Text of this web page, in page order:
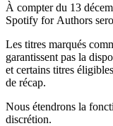
À compter du 13
Spotify for Authors
Les titres marqués
garantissent pas la
et certains titres
de récap.
Nous étendrons la
discrétion.